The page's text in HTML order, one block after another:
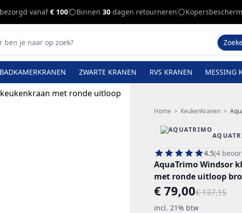
vanaf€ 100 Binnen 30 dagen retourneren
BADKAMERKRANEN ZWARTE KRANEN RVS KRANEN MESSING
Home > Keukenkranen >
4.5(4
AquaTrimo Windsor
met ronde uitloop
€ 79,00€ 137,15
incl. 21% btw